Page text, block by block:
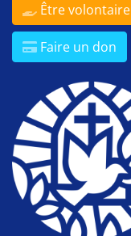
Être volontaire
Faire un don